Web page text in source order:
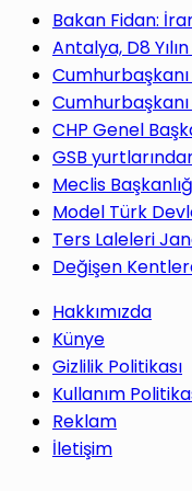
yap
...
Bakan Fidan:
Antalya, D8
CHP Genel
GSB
Meclis
Model Türk
Ters Laleleri
Değişen
Hakkımızda
Künye
Gizlilik Politikası
Kullanım
Reklam
İletişim